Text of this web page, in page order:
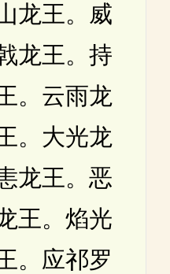
龙王。威
龙王。持
。云雨龙
。大光龙
龙王。恶
王。焰光
。应祁罗